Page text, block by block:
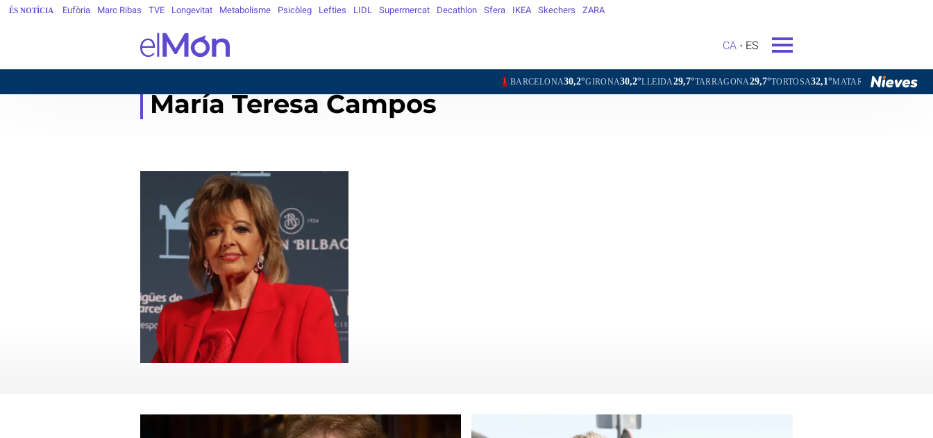
ÉS NOTÍCIA Eufòria Marc Ribas TVE Longevitat Metabolisme Psicòleg Lefties LIDL Supermercat Decathlon Sfera IKEA Skechers ZARA
CA ES
GIRONA30,2°LLEIDA29,7°TARRAGONA29,7°TORTOSA32,1°MATARÓ30,1°VIC29,2°VILAFRANCA DEL
María Teresa Campos